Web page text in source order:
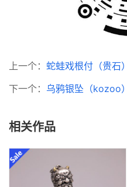
上一个： 蛇蛙戏根付（贵石）
下一个： 乌鸦银坠（kozoo）
相关作品